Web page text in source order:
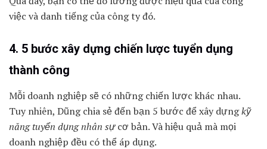
việc và danh tiếng của công ty đó.
4. 5 bước xây dựng chiến lược tuyển dụng
thành công
Mỗi doanh nghiệp sẽ có những chiến lược khác nhau.
Tuy nhiên, Dũng chia sẻ đến bạn 5 bước để xây dựngkỹ
năng tuyển dụng nhân sựcơ bản. Và hiệu quả mà mọi
doanh nghiệp đều có thể áp dụng.